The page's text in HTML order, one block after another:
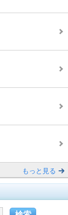
もっと見る